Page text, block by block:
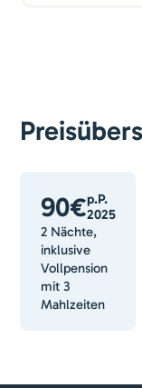
90€p.P.
2025
2 Nächte,
inklusive
Vollpension
mit 3
Mahlzeiten